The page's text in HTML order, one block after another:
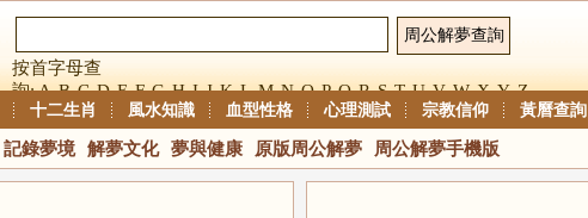
按首字母查
詢:A B C D E F G H I J K L M N O P Q R S T U V W X Y Z
十二生肖 風水知識 血型性格 心理測試 宗教信仰 黃曆查詢
記錄夢境 解夢文化 夢與健康 原版周公解夢 周公解夢手機版